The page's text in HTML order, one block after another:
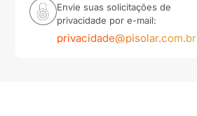
Envie suas solicitações de
privacidade por e-mail:
privacidade@pisolar.com.br